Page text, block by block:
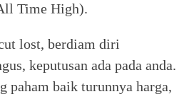
Time High).
lost, berdiam diri
keputusan ada pada anda.
paham baik turunnya harga,